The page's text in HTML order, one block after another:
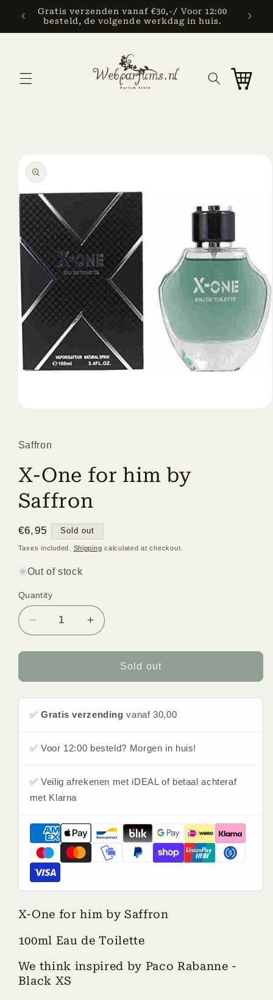
Skip to
content
Gratis verzenden vanaf €30,-/ Voor 12:00
besteld, de volgende werkdag in huis.
Cart
product
information
in
modal
Saffron
X-One for him by
Saffron
Regular
price
€6,95 Sold out
Taxes included. Shipping calculated at checkout.
Out of stock
Quantity
Quantity
Decrease
quantity
for
One
by
Increase
quantity
for
One
by
Sold out
✅Gratis verzending vanaf 30,00
✅ Voor 12:00 besteld? Morgen in huis!
✅ Veilig afrekenen met iDEAL of betaal achteraf
met Klarna
X-One for him by Saffron
100ml Eau de Toilette
We think inspired by Paco Rabanne -
Black XS